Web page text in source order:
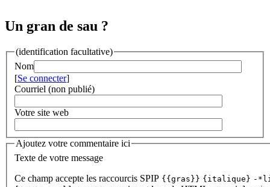
Un gran de sau ?
(identification facultative)
Nom
[Se connecter]
Courriel (non publié)
Votre site web
Ajoutez votre commentaire ici
Texte de votre message
Ce champ accepte les raccourcis SPIP {{gras}} {italique} -